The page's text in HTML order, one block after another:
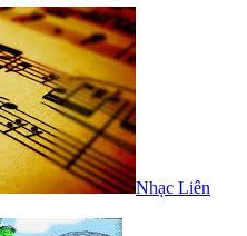
Nhạc Liên